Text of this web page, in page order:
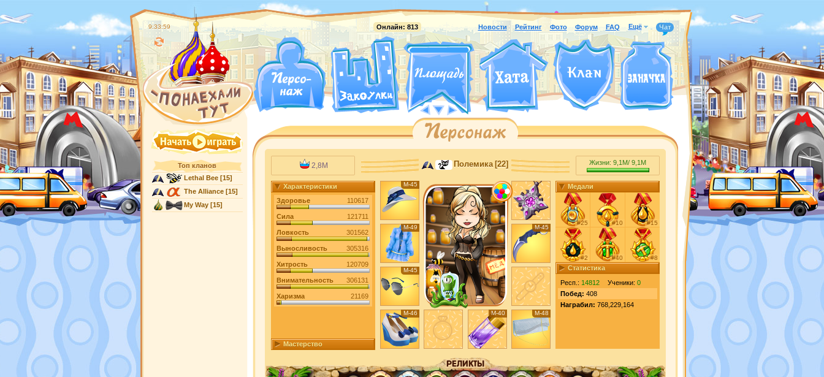
Онлайн: 813 Новости Рейтинг Фото Форум FAQ Ещё Чат
9:34:00
Топ кланов
Lethal Bee[15]
The Alliance[15]
My Way[15]
Полемика [22]
2,8M Жизни: 9,1M/ 9,1M
Характеристики
Здоровье
110617
Сила 121711
Ловкость 301562
Выносливость 305316
Хитрость 120709
Внимательность 306131
Харизма 21169
Мастерство
М-45
М-49
М-45
М-45
М-46 М-48
М-40
Медали
#25 #10 #15
#2 #40 #8
Статистика
Респ.: 14812 Ученики: 0
Побед: 408
Награбил: 768,229,164
РЕЛИКТЫ